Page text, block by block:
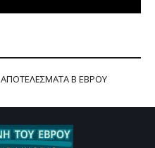
ΑΠΟΤΕΛΕΣΜΑΤΑ Β ΕΒΡΟΥ